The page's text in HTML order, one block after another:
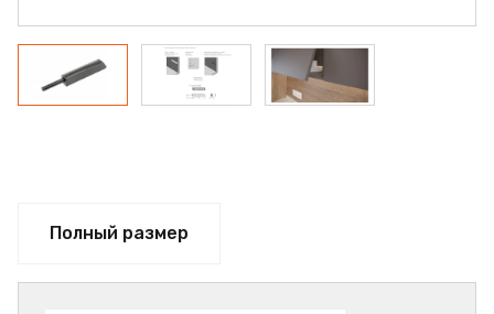
Полный размер